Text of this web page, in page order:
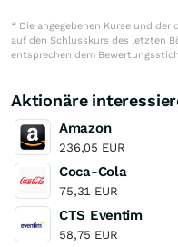
* Die angegebenen Kurse und
auf den Schlusskurs des letzten
entsprechen dem
Aktionäre
Amazon
236,05 EUR
Coca-Cola
75,31 EUR
CTS Eventim
58,75 EUR